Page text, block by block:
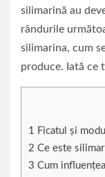
silimarină au
rândurile
silimarina, cum
produce. Iată ce
1 Ficatul și
2 Ce este
3 Cum